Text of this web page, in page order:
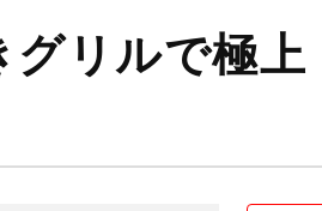
グリルで極上